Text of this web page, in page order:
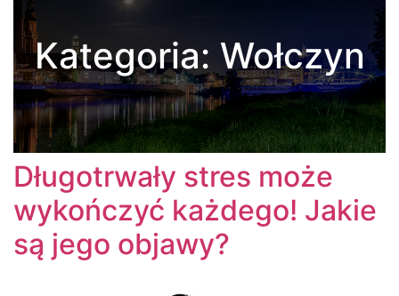
Kategoria: Wołczyn
Długotrwały stres może
wykończyć każdego! Jakie
są jego objawy?